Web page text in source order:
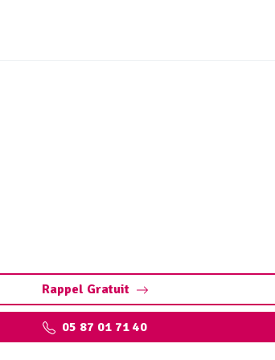
Rappel Gratuit
05 87 01 71 40